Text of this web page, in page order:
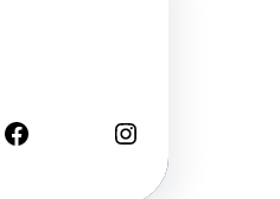
Facebook Instagram